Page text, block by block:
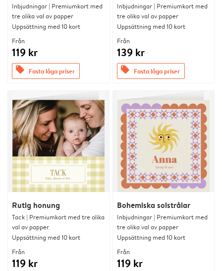
Inbjudningar | Premiumkort med
tre olika val av papper
Uppsättning med 10 kort
Från
119 kr
offers Fasta låga priser
Inbjudningar | Premiumkort med
tre olika val av papper
Uppsättning med 10 kort
Från
139 kr
offers Fasta låga priser
Rutig honung
Tack | Premiumkort med tre olika
val av papper
Uppsättning med 10 kort
Från
119 kr
Bohemiska solstrålar
Inbjudningar | Premiumkort med
tre olika val av papper
Uppsättning med 10 kort
Från
119 kr